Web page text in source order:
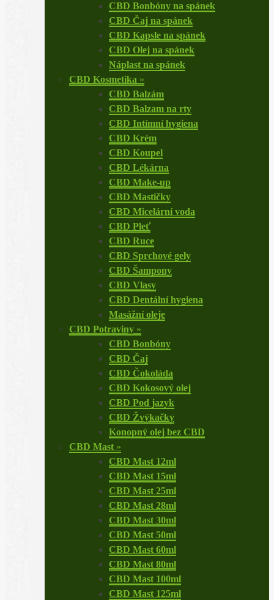
CBD Bonbóny na spánek
CBD Čaj na spánek
CBD Kapsle na spánek
CBD Olej na spánek
Náplast na spánek
CBD Kosmetika »
CBD Balzám
CBD Balzam na rty
CBD Intímní hygiena
CBD Krém
CBD Koupel
CBD Lékárna
CBD Make-up
CBD Mastičky
CBD Micelární voda
CBD Pleť
CBD Ruce
CBD Sprchové gely
CBD Šampony
CBD Vlasy
CBD Dentální hygiena
Masážní oleje
CBD Potraviny »
CBD Bonbóny
CBD Čaj
CBD Čokoláda
CBD Kokosový olej
CBD Pod jazyk
CBD Žvýkačky
Konopný olej bez CBD
CBD Mast »
CBD Mast 12ml
CBD Mast 15ml
CBD Mast 25ml
CBD Mast 28ml
CBD Mast 30ml
CBD Mast 50ml
CBD Mast 60ml
CBD Mast 80ml
CBD Mast 100ml
CBD Mast 125ml